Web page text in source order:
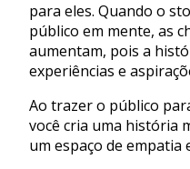
para eles. Quando o
público em mente, as
aumentam, pois a
experiências e
Ao trazer o público
você cria uma história
um espaço de empatia